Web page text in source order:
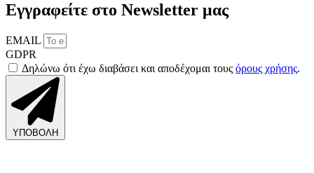
Εγγραφείτε στο Newsletter μας
EMAIL
GDPR
Δηλώνω ότι έχω διαβάσει και αποδέχομαι τους όρους χρήσης.
ΥΠΟΒΟΛΗ